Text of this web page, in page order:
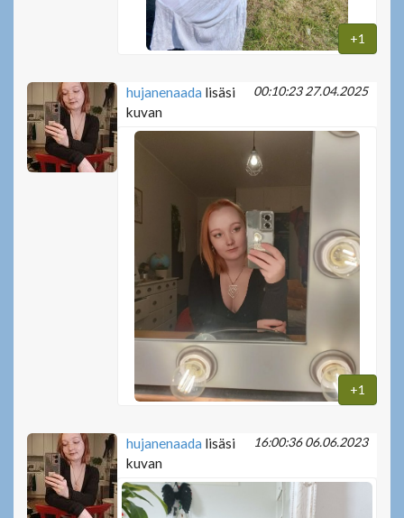
+1
00:10:23 27.04.2025
hujanenaada lisäsi
kuvan
+1
16:00:36 06.06.2023
hujanenaada lisäsi
kuvan